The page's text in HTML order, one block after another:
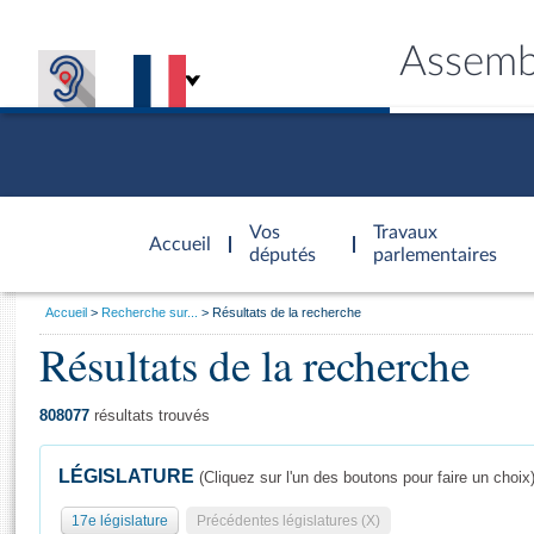
Accueil
d'accueil
Vos
députés
Travaux
parlementaires
Général
Vous
Accueil Recherche sur... Résultats de la recherche
Résultats de la recherche
808077 résultats trouvés
LÉGISLATURE (Cliquez sur l'un des boutons pour faire un choix)
17e législature Précédentes législatures (X)